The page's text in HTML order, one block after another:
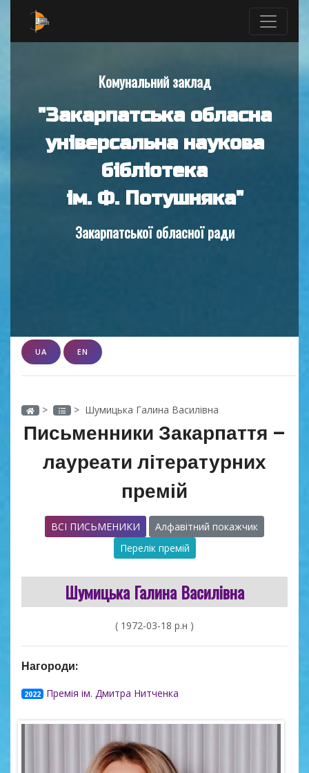
Комунальний заклад
"Закарпатська обласна
універсальна наукова
бібліотека
ім. Ф. Потушняка"
Закарпатської обласної ради
UA EN
> > Шумицька Галина Василівна
Письменники Закарпаття –
лауреати літературних
премій
ВСІ ПИСЬМЕНИКИ
Алфавітний покажчик
Перелік премій
Шумицька Галина Василівна
( 1972-03-18 р.н )
Нагороди:
2022 Премія ім. Дмитра Нитченка